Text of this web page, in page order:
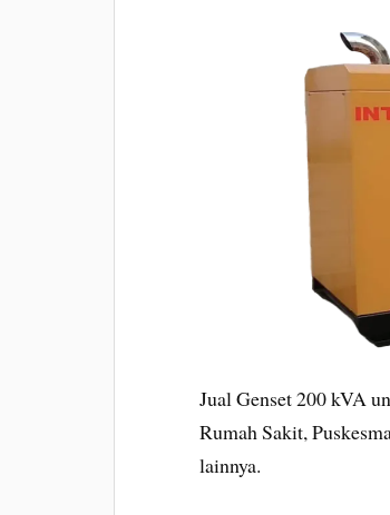
Jual Genset 200 kVA
Rumah Sakit,
lainnya.